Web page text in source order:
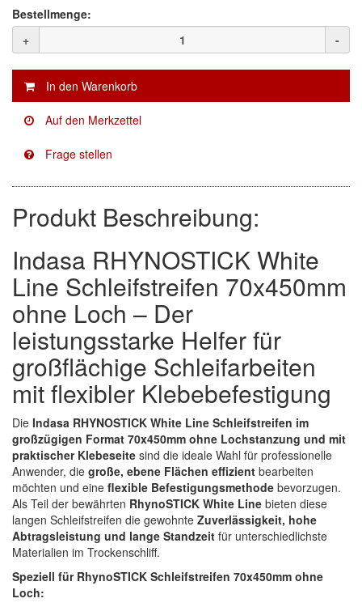
Facdos
Finixa
Indasa
KWASNY
Mirka
(1)
Novol
(3)
Prevost
(3)
Proma
(21)
Sia
(3)
Spectral
(5)
StarChem
(1)
Sundstrom
(4)
Troton
(2)
Wibeco
(1)
ZVG
Bestellmenge:
+
-
Produkt Beschreibung:
Indasa RHYNOSTICK White
Line Schleifstreifen 70x450mm
ohne Loch – Der
leistungsstarke Helfer für
großflächige Schleifarbeiten
mit flexibler Klebebefestigung
Die Indasa RHYNOSTICK White Line Schleifstreifen im
großzügigen Format 70x450mm ohne Lochstanzung und mit
praktischer Klebeseite sind die ideale Wahl für professionelle
Anwender, die große, ebene Flächen effizient bearbeiten
möchten und eine flexible Befestigungsmethode bevorzugen.
Als Teil der bewährten RhynoSTICK White Line bieten diese
langen Schleifstreifen die gewohnte Zuverlässigkeit, hohe
Abtragsleistung und lange Standzeit für unterschiedlichste
Materialien im Trockenschliff.
Speziell für RhynoSTICK Schleifstreifen 70x450mm ohne
Loch: